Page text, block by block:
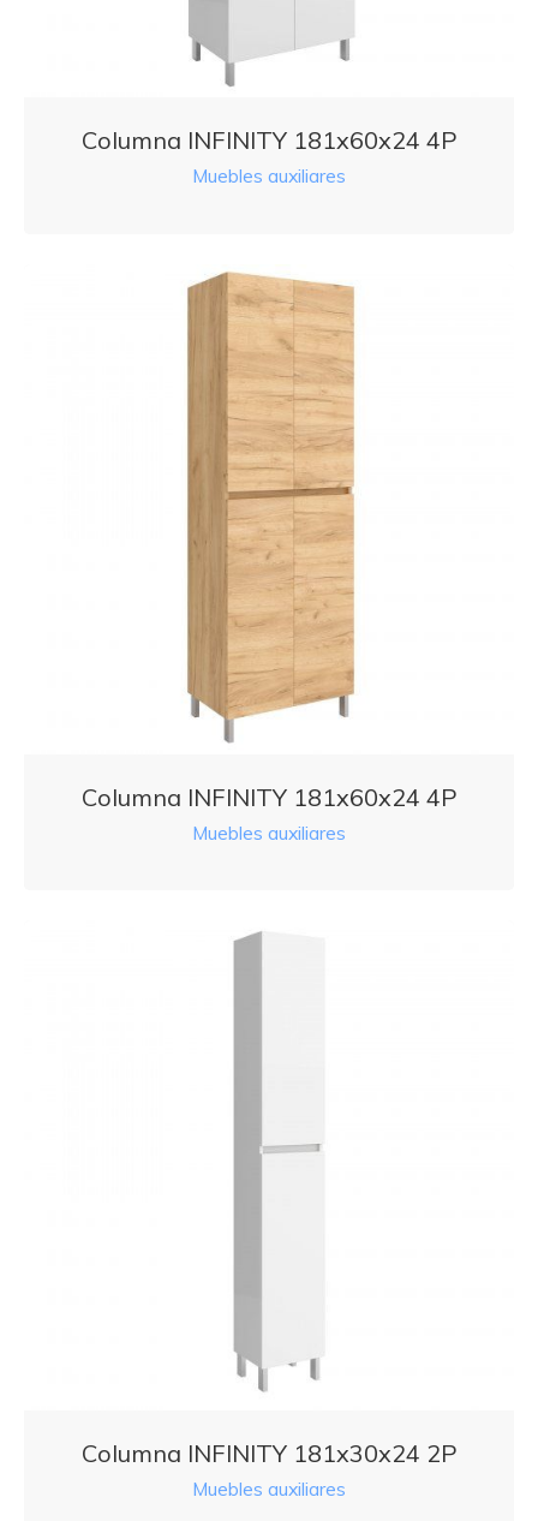
Columna INFINITY 181x60x24 4P
Muebles auxiliares
Columna INFINITY 181x60x24 4P
Muebles auxiliares
Columna INFINITY 181x30x24 2P
Muebles auxiliares